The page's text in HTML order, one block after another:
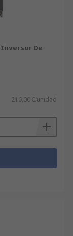
De
216,00 €/unidad